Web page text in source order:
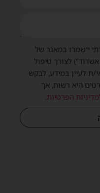
יישמרו במאגר של
לצורך טיפול
ת לעיין במידע, לבקש
היא רשות, אך
הפרטיות